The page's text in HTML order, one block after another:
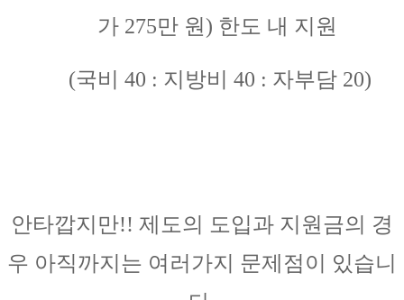
가 275만 원) 한도 내 지원
(국비 40 : 지방비 40 : 자부담 20)
안타깝지만!! 제도의 도입과 지원금의 경
우 아직까지는 여러가지 문제점이 있습니